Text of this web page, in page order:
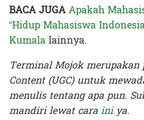
BACA JUGAApakah
“Hidup Mahasiswa
Kumalalainnya.
Terminal Mojok merupakan
Content (UGC) untuk
menulis tentang apa pun.
mandiri lewat carainiya.